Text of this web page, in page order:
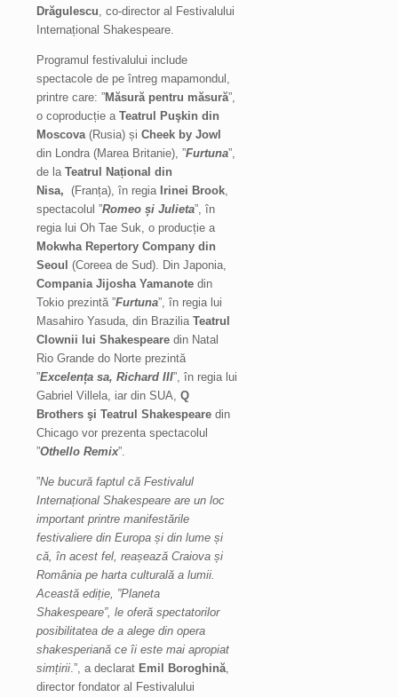
Drăgulescu , co-director al Festivalului
Internațional Shakespeare.
Programul festivalului include
spectacole de pe întreg mapamondul,
printre care: ”Măsură pentru măsură”,
o coproducție a Teatrul Puşkin din
Moscova (Rusia) și Cheek by Jowl
din Londra (Marea Britanie), ”Furtuna”,
de la Teatrul Național din
Nisa, (Franța), în regia Irinei Brook
spectacolul ”Romeo și Julieta”, în
regia lui Oh Tae Suk, o producție a
Mokwha Repertory Company din
Seoul (Coreea de Sud). Din Japonia,
Compania Jijosha Yamanote din
Tokio prezintă ”Furtuna”, în regia lui
Masahiro Yasuda, din Brazilia Teatrul
Clownii lui Shakespeare din Natal
Rio Grande do Norte prezintă
”Excelența sa, Richard III”, în regia lui
Gabriel Villela, iar din SUA, Q
Brothers şi Teatrul Shakespeare din
Chicago vor prezenta spectacolul
”Othello Remix”.
”Ne bucură faptul că Festivalul
Internațional Shakespeare are un loc
important printre manifestările
festivaliere din Europa și din lume și
că, în acest fel, reașează Craiova și
România pe harta culturală a lumii.
Această ediție, ”Planeta
Shakespeare”, le oferă spectatorilor
posibilitatea de a alege din opera
shakesperiană ce îi este mai apropiat
simțirii .”, a declarat Emil Boroghină
director fondator al Festivalului